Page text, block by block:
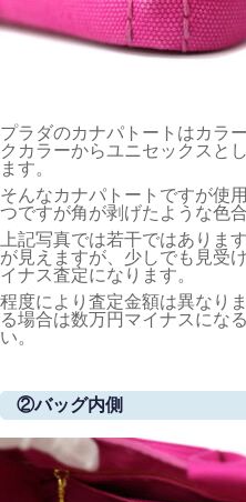
プラダのカナパトートはカラ
クカラーからユニセックスと
ます。
そんなカナパトートですが使
つですが角が剥げたような色
上記写真では若干ではありま
が見えますが、少しでも見受
イナス査定になります。
程度により査定金額は異なり
る場合は数万円マイナスにな
い。
②バッグ内側